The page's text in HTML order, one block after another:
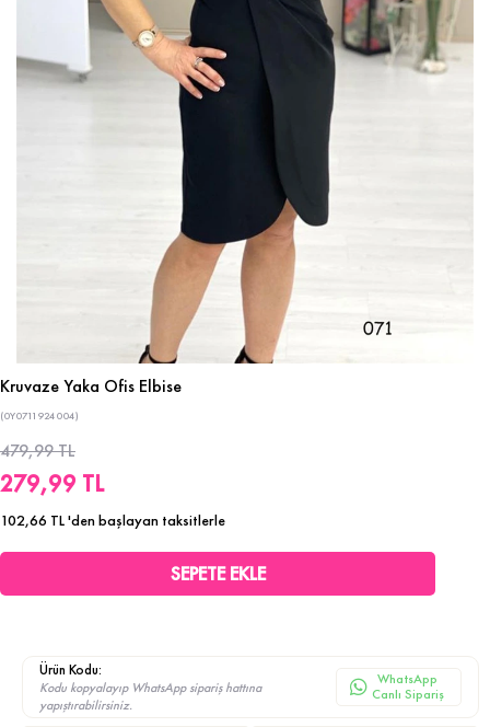
Kruvaze Yaka Ofis Elbise
(0Y0711924004)
479,99 TL
279,99 TL
102,66 TL'den başlayan taksitlerle
Ürün Kodu:
Kodu kopyalayıp WhatsApp sipariş hattına
yapıştırabilirsiniz.
WhatsApp
Canlı Sipariş